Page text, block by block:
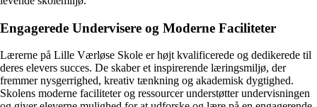
Engagerede Undervisere og Moderne Faciliteter
Lærerne på Lille Værløse Skole er højt kvalificerede og dedikerede til
deres elevers succes. De skaber et inspirerende læringsmiljø, der
fremmer nysgerrighed, kreativ tænkning og akademisk dygtighed.
Skolens moderne faciliteter og ressourcer understøtter undervisningen